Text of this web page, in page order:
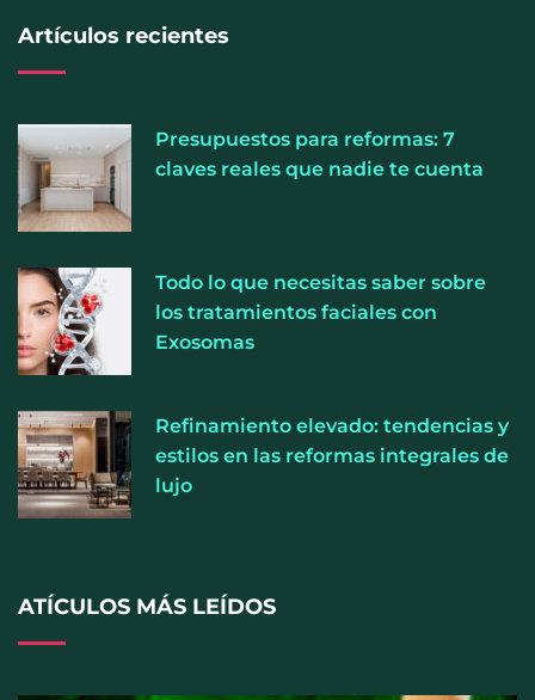
Allianz: el calor dispara los siniestros del hogar en
España
irreversibles en la visión
Artículos recientes
Presupuestos para reformas: 7
claves reales que nadie te cuenta
Todo lo que necesitas saber sobre
los tratamientos faciales con
Exosomas
Refinamiento elevado: tendencias y
estilos en las reformas integrales de
lujo
ATÍCULOS MÁS LEÍDOS